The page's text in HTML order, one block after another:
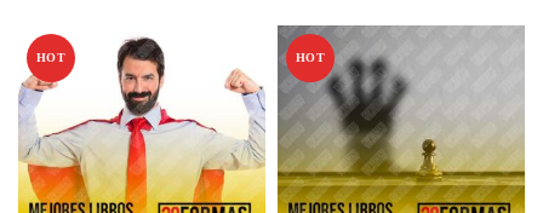
HOT HOT